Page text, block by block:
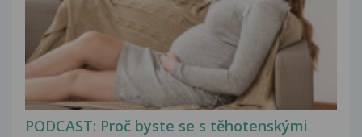
PODCAST: Proč byste se s těhotenskými